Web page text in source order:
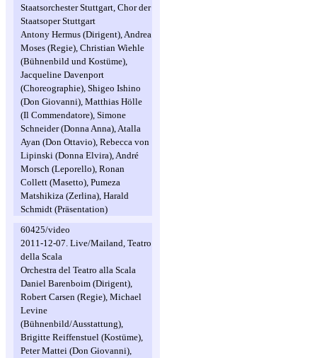
Staatsorchester Stuttgart, Chor der
Staatsoper Stuttgart
Antony Hermus (Dirigent), Andrea
Moses (Regie), Christian Wiehle
(Bühnenbild und Kostüme),
Jacqueline Davenport
(Choreographie), Shigeo Ishino
(Don Giovanni), Matthias Hölle
(Il Commendatore), Simone
Schneider (Donna Anna), Atalla
Ayan (Don Ottavio), Rebecca von
Lipinski (Donna Elvira), André
Morsch (Leporello), Ronan
Collett (Masetto), Pumeza
Matshikiza (Zerlina), Harald
Schmidt (Präsentation)
60425/video
2011-12-07. Live/Mailand, Teatro
della Scala
Orchestra del Teatro alla Scala
Daniel Barenboim (Dirigent),
Robert Carsen (Regie), Michael
Levine
(Bühnenbild/Ausstattung),
Brigitte Reiffenstuel (Kostüme),
Peter Mattei (Don Giovanni),